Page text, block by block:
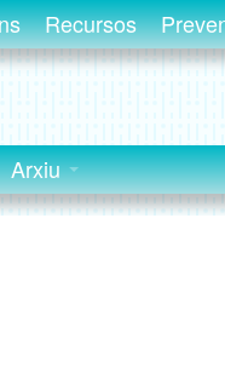
Recursos
Arxiu